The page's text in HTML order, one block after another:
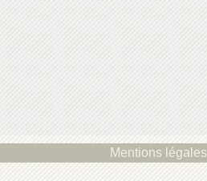
Mentions légales